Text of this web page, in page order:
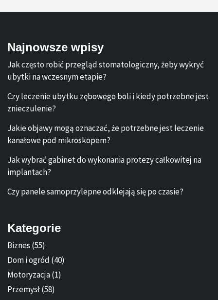
Najnowsze wpisy
Jak często robić przegląd stomatologiczny, żeby wykryć
ubytki na wczesnym etapie?
Czy leczenie ubytku zębowego boli i kiedy potrzebne jest
znieczulenie?
Jakie objawy mogą oznaczać, że potrzebne jest leczenie
kanałowe pod mikroskopem?
Jak wybrać gabinet do wykonania protezy całkowitej na
implantach?
Czy panele samoprzylepne odklejają się po czasie?
Kategorie
Biznes (55)
Dom i ogród (40)
Motoryzacja(1)
Przemysł(58)